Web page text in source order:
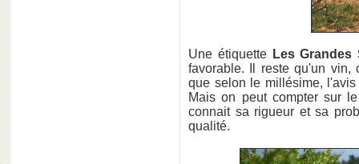
Une étiquette Les Grandes
favorable. Il reste qu'un vin,
que selon le millésime,
Mais on peut compter sur
connait sa rigueur et sa
qualité.